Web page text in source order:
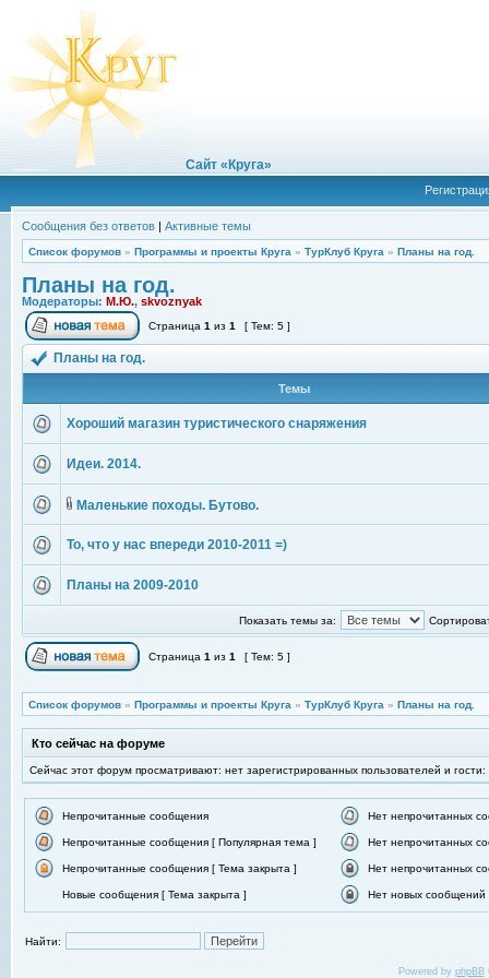
Сайт «Круга»
Сообщения без ответов | Активные темы
Список форумов » Программы и проекты Круга » ТурКлуб Круга » Планы на год.
Планы на год.
Модераторы: М.Ю., skvoznyak
Страница 1 из 1 [ Тем: 5 ]
Планы на год.
Темы
Хороший магазин туристического снаряжения
Идеи. 2014.
Маленькие походы. Бутово.
То, что у нас впереди 2010-2011 =)
Планы на 2009-2010
Показать темы за:
Страница 1 из 1 [ Тем: 5 ]
Список форумов » Программы и проекты Круга » ТурКлуб Круга » Планы на год.
Кто сейчас на форуме
Сейчас этот форум просматривают: нет зарегистрированных пользователей и гости:
Непрочитанные сообщения Нет непрочитанных
Непрочитанные сообщения [ Популярная тема ] Нет непрочитанных
Непрочитанные сообщения [ Тема закрыта ] Нет непрочитанных
Новые сообщения [ Тема закрыта ] Нет новых сообщений
Найти:
Powered by phpBB